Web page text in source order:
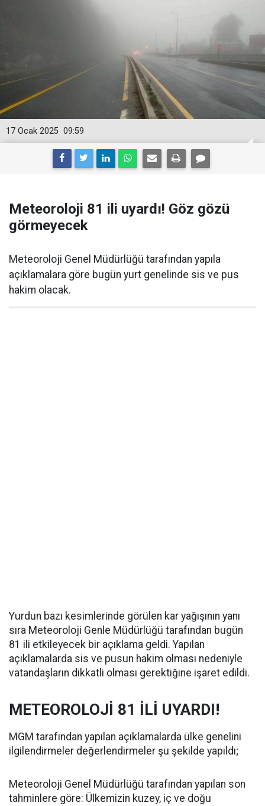
09:59
17 Ocak 2025
Meteoroloji 81 ili uyardı! Göz gözü
görmeyecek
Meteoroloji Genel Müdürlüğü tarafından yapıla
açıklamalara göre bugün yurt genelinde sis ve pus
hakim olacak.
Yurdun bazı kesimlerinde görülen kar yağışının yanı
sıra Meteoroloji Genle Müdürlüğü tarafından bugün
81 ili etkileyecek bir açıklama geldi. Yapılan
açıklamalarda sis ve pusun hakim olması nedeniyle
vatandaşların dikkatli olması gerektiğine işaret edildi.
METEOROLOJİ 81 İLİ UYARDI!
MGM tarafından yapılan açıklamalarda ülke genelini
ilgilendirmeler değerlendirmeler şu şekilde yapıldı;
Meteoroloji Genel Müdürlüğü tarafından yapılan son
tahminlere göre: Ülkemizin kuzey, iç ve doğu